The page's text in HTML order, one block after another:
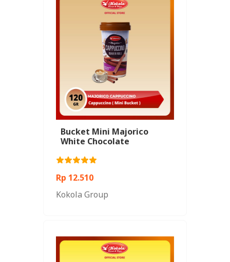
Bucket Mini Majorico
White Chocolate
Rp 12.510
Kokola Group